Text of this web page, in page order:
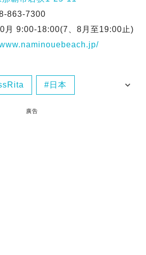
863-7300
月 9:00-18:00(7、8月至19:00止)
日本
沖繩那霸
廣告